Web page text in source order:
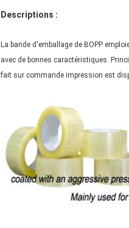
Descriptions :
La bande d'emballage de BOPP
avec de bonnes caractéristiques.
fait sur commande impression est